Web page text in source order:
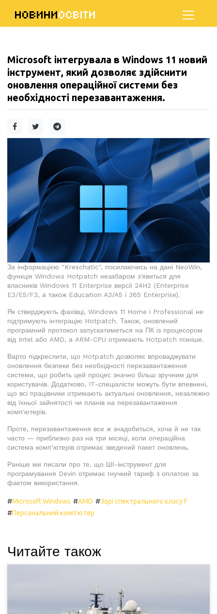
НОВИНИОСВІТИ
Microsoft інтегрувала в Windows 11 новий
інструмент, який дозволяє здійснити
оновлення операційної системи без
необхідності перезавантаження.
За інформацією "Kreschatic", посилаючись на дані NeoWin,
функція Windows Hotpatch незабаром з'явиться для
власників Windows 11 Enterprise версії 24H2 (Enterprise
E3/E5/F3, а також Education A3/A5 і 365 Enterprise).
Як стверджують фахівці, Windows 11 Home і Professional не
підтримують інтеграцію Hotpatch. Також, оновлений
програмний протокол запускатиметься на ПК із процесором
від Intel або AMD, а ARM-CPU отримають Hotpatch пізніше.
Варто підкреслити, що Hotpatch дозволяє впроваджувати
оновлення безпеки без необхідності перезавантаження
системи, що робить цей процес значно більш зручним для
користувачів. Додатково, IT-спеціалісти можуть бути впевнені,
що всі працівники отримають актуальні оновлення, незалежно
від їхньої зайнятості чи планів на перезавантаження
комп'ютерів.
Проте, перезавантаження все ж знадобиться, хоча й не так
часто — приблизно раз на три місяці, коли операційна
система комп’ютерів отримає зведений пакет оновлень.
Раніше ми писали про те, що ШІ-інструмент для
програмування Devin отримає гнучкий тариф з оплатою за
фактом використання.
#Microsoft Windows #AMD #Зорі спектрального класу F
#Персональний комп'ютер
Читайте також